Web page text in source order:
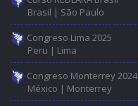
Brasil | São Paulo
Congreso Lima 2025
Peru | Lima
Congreso Monterrey 2024
México | Monterrey